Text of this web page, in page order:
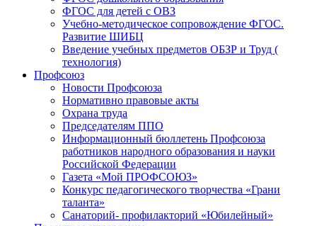
ФГОС для детей с ОВЗ
Учебно-методическое сопровождение ФГОС.
Развитие ШИБЦ
Введение учебных предметов ОБЗР и Труд (
технология)
Профсоюз
Новости Профсоюза
Нормативно правовые акты
Охрана труда
Председателям ППО
Информационный бюллетень Профсоюза
работников народного образования и науки
Российской Федерации
Газета «Мой ПРОФСОЮЗ»
Конкурс педагогического творчества «Грани
таланта»
Санаторий- профилакторий «Юбилейный»